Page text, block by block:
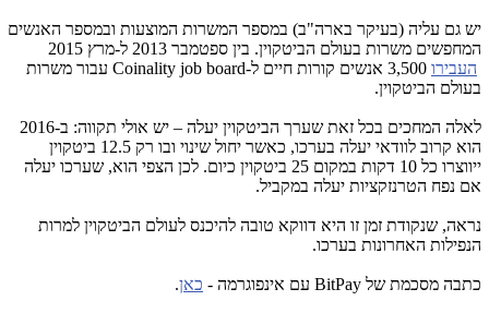
יש גם עליה (בעיקר בארה"ב) במספר המשרות המוצעות ובמספר האנשים
המחפשים משרות בעולם הביטקוין. בין ספטמבר 2013 ל-מרץ 2015
העבירו
3,500 אנשים קורות חיים ל-Coinality job board עבור משרות
בעולם הביטקוין.
לאלה המחכים בכל זאת שערך הביטקוין יעלה – יש אולי תקווה: ב-2016
הוא קרוב לוודאי יעלה בערכו, כאשר יחול שינוי ובו רק 12.5 ביטקוין
ייווצרו כל 10 דקות במקום 25 ביטקוין כיום. לכן הצפי הוא, שערכו יעלה
אם נפח הטרנזקציות יעלה במקביל.
נראה, שנקודת זמן זו היא דווקא טובה להיכנס לעולם הביטקוין למרות
הנפילות האחרונות בערכו.
כתבה מסכמת של BitPay עם אינפוגרמה - כאן.